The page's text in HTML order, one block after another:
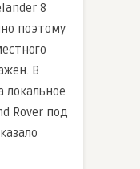
8
поэтому
В
локальное
Rover под